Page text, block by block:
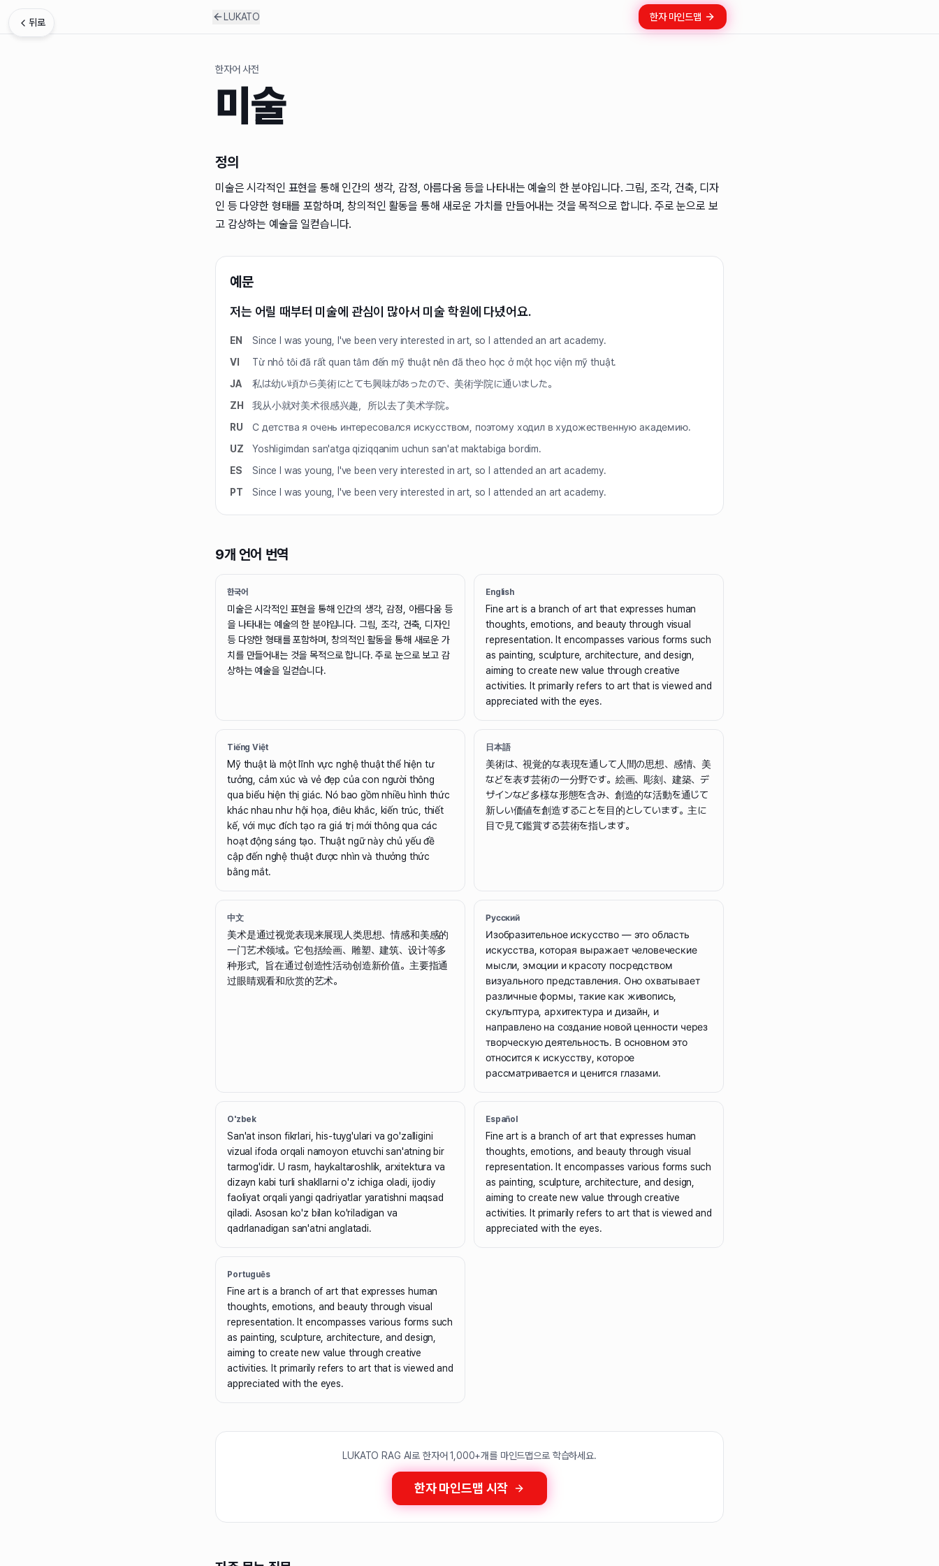
뒤로
LUKATO 한자 마인드맵
한자어 사전
미술
정의
미술은 시각적인 표현을 통해 인간의 생각, 감정, 아름다움 등을 나타내는 예술의 한 분야입니다. 그림, 조각, 건축, 디자
인 등 다양한 형태를 포함하며, 창의적인 활동을 통해 새로운 가치를 만들어내는 것을 목적으로 합니다. 주로 눈으로 보
고 감상하는 예술을 일컫습니다.
예문
저는 어릴 때부터 미술에 관심이 많아서 미술 학원에 다녔어요.
EN
Since I was young, I've been very interested in art, so I attended an art academy.
VI
Từ nhỏ tôi đã rất quan tâm đến mỹ thuật nên đã theo học ở một học viện mỹ thuật.
JA
私は幼い頃から美術にとても興味があったので、美術学院に通いました。
ZH
我从小就对美术很感兴趣，所以去了美术学院。
RU
С детства я очень интересовался искусством, поэтому ходил в художественную академию.
UZ
Yoshligimdan san'atga qiziqqanim uchun san'at maktabiga bordim.
ES
Since I was young, I've been very interested in art, so I attended an art academy.
PT
Since I was young, I've been very interested in art, so I attended an art academy.
9개 언어 번역
한국어
미술은 시각적인 표현을 통해 인간의 생각, 감정, 아름다움 등
을 나타내는 예술의 한 분야입니다. 그림, 조각, 건축, 디자인
등 다양한 형태를 포함하며, 창의적인 활동을 통해 새로운 가
치를 만들어내는 것을 목적으로 합니다. 주로 눈으로 보고 감
상하는 예술을 일컫습니다.
English
Fine art is a branch of art that expresses human
thoughts, emotions, and beauty through visual
representation. It encompasses various forms such
as painting, sculpture, architecture, and design,
aiming to create new value through creative
activities. It primarily refers to art that is viewed and
appreciated with the eyes.
Tiếng Việt
Mỹ thuật là một lĩnh vực nghệ thuật thể hiện tư
tưởng, cảm xúc và vẻ đẹp của con người thông
qua biểu hiện thị giác. Nó bao gồm nhiều hình thức
khác nhau như hội họa, điêu khắc, kiến trúc, thiết
kế, với mục đích tạo ra giá trị mới thông qua các
hoạt động sáng tạo. Thuật ngữ này chủ yếu đề
cập đến nghệ thuật được nhìn và thưởng thức
bằng mắt.
日本語
美術は、視覚的な表現を通して人間の思想、感情、美
などを表す芸術の一分野です。絵画、彫刻、建築、デ
ザインなど多様な形態を含み、創造的な活動を通じて
新しい価値を創造することを目的としています。主に
目で見て鑑賞する芸術を指します。
中文
美术是通过视觉表现来展现人类思想、情感和美感的
一门艺术领域。它包括绘画、雕塑、建筑、设计等多
种形式，旨在通过创造性活动创造新价值。主要指通
过眼睛观看和欣赏的艺术。
Русский
Изобразительное искусство — это область
искусства, которая выражает человеческие
мысли, эмоции и красоту посредством
визуального представления. Оно охватывает
различные формы, такие как живопись,
скульптура, архитектура и дизайн, и
направлено на создание новой ценности через
творческую деятельность. В основном это
относится к искусству, которое
рассматривается и ценится глазами.
O'zbek
San'at inson fikrlari, his-tuyg'ulari va go'zalligini
vizual ifoda orqali namoyon etuvchi san'atning bir
tarmog'idir. U rasm, haykaltaroshlik, arxitektura va
dizayn kabi turli shakllarni o'z ichiga oladi, ijodiy
faoliyat orqali yangi qadriyatlar yaratishni maqsad
qiladi. Asosan ko'z bilan ko'riladigan va
qadrlanadigan san'atni anglatadi.
Español
Fine art is a branch of art that expresses human
thoughts, emotions, and beauty through visual
representation. It encompasses various forms such
as painting, sculpture, architecture, and design,
aiming to create new value through creative
activities. It primarily refers to art that is viewed and
appreciated with the eyes.
Português
Fine art is a branch of art that expresses human
thoughts, emotions, and beauty through visual
representation. It encompasses various forms such
as painting, sculpture, architecture, and design,
aiming to create new value through creative
activities. It primarily refers to art that is viewed and
appreciated with the eyes.
LUKATO RAG AI로 한자어 1,000+개를 마인드맵으로 학습하세요.
한자 마인드맵 시작